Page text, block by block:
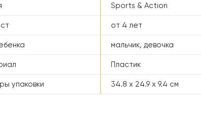
Sports & Action
от 4 лет
мальчик, девочка
Пластик
упаковки 34.8 x 24.9 x 9.4 см